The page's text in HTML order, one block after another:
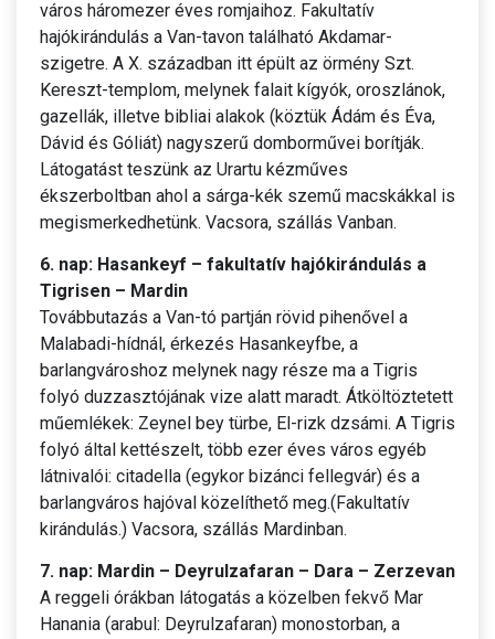
város háromezer éves romjaihoz. Fakultatív
hajókirándulás a Van-tavon található Akdamar-
szigetre. A X. században itt épült az örmény Szt.
Kereszt-templom, melynek falait kígyók, oroszlánok,
gazellák, illetve bibliai alakok (köztük Ádám és Éva,
Dávid és Góliát) nagyszerű domborművei borítják.
Látogatást teszünk az Urartu kézműves
ékszerboltban ahol a sárga-kék szemű macskákkal is
megismerkedhetünk. Vacsora, szállás Vanban.
6. nap: Hasankeyf – fakultatív hajókirándulás a
Tigrisen – Mardin
Továbbutazás a Van-tó partján rövid pihenővel a
Malabadi-hídnál, érkezés Hasankeyfbe, a
barlangvároshoz melynek nagy része ma a Tigris
folyó duzzasztójának vize alatt maradt. Átköltöztetett
műemlékek: Zeynel bey türbe, El-rizk dzsámi. A Tigris
folyó által kettészelt, több ezer éves város egyéb
látnivalói: citadella (egykor bizánci fellegvár) és a
barlangváros hajóval közelíthető meg.(Fakultatív
kirándulás.) Vacsora, szállás Mardinban.
7. nap: Mardin – Deyrulzafaran – Dara – Zerzevan
A reggeli órákban látogatás a közelben fekvő Mar
Hanania (arabul: Deyrulzafaran) monostorban, a